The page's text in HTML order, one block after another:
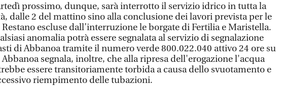
prossimo, dunque, sarà interrotto il servizio idrico in tutta la
dalle 2 del mattino sino alla conclusione dei lavori prevista per le
Restano escluse dall’interruzione le borgate di Fertilia e Maristella.
anomalia potrà essere segnalata al servizio di segnalazione
di Abbanoa tramite il numero verde 800.022.040 attivo 24 ore su
Abbanoa segnala, inoltre, che alla ripresa dell'erogazione l'acqua
essere transitoriamente torbida a causa dello svuotamento e
riempimento delle tubazioni.